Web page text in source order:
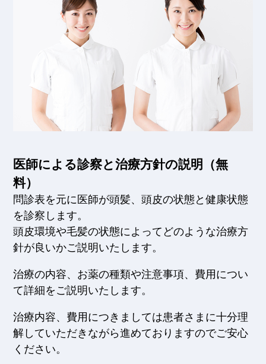
医師による診察と治療方針の説明（無
料）
問診表を元に医師が頭髪、頭皮の状態と健康状態
を診察します。
頭皮環境や毛髪の状態によってどのような治療方
針が良いかご説明いたします。
治療の内容、お薬の種類や注意事項、費用につい
て詳細をご説明いたします。
治療内容、費用につきましては患者さまに十分理
解していただきながら進めておりますのでご安心
ください。